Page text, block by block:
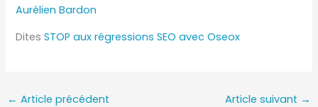
Aurélien Bardon
DitesSTOP aux régressions SEO avec Oseox
← Article précédent Article suivant →